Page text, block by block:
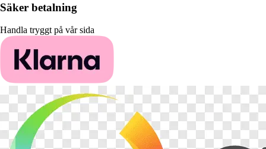
Säker betalning
Handla tryggt på vår sida